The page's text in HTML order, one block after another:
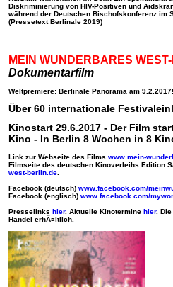
Diskriminierung von HIV-Positiven und
während der Deutschen Bischofskonferenz im
(Pressetext Berlinale 2019)
MEIN WUNDERBARES
Dokumentarfilm
Weltpremiere: Berlinale Panorama am 9.2.2017!
Über 60 internationale
Kinostart 29.6.2017 - Der Film
Kino - In Berlin 8 Wochen in 8
Link zur Webseite des Films www.mein-
Filmseite des deutschen Kinoverleihs Edition
west-berlin.de
Facebook (deutsch) www.facebook.com/
Facebook (englisch) www.facebook.com/
Presselinks hier. Aktuelle Kinotermine hier.
Handel erhÃ¤ltlich.